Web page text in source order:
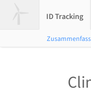
ID Tracking